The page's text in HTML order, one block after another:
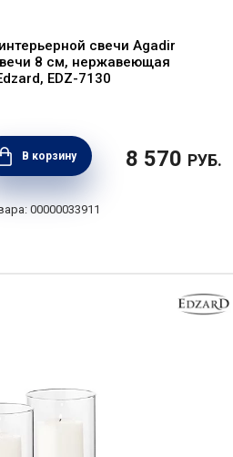
свечи Agadir
8 см, нержавеющая
EDZ-7130
В корзину 8 570 РУБ.
00000033911